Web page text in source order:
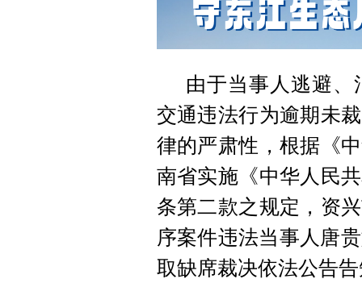
由于当事人逃避
交通违法行为逾期未
律的严肃性，根据《
南省实施《中华人民
条第二款之规定，资
序案件违法当事人唐
取缺席裁决依法公告